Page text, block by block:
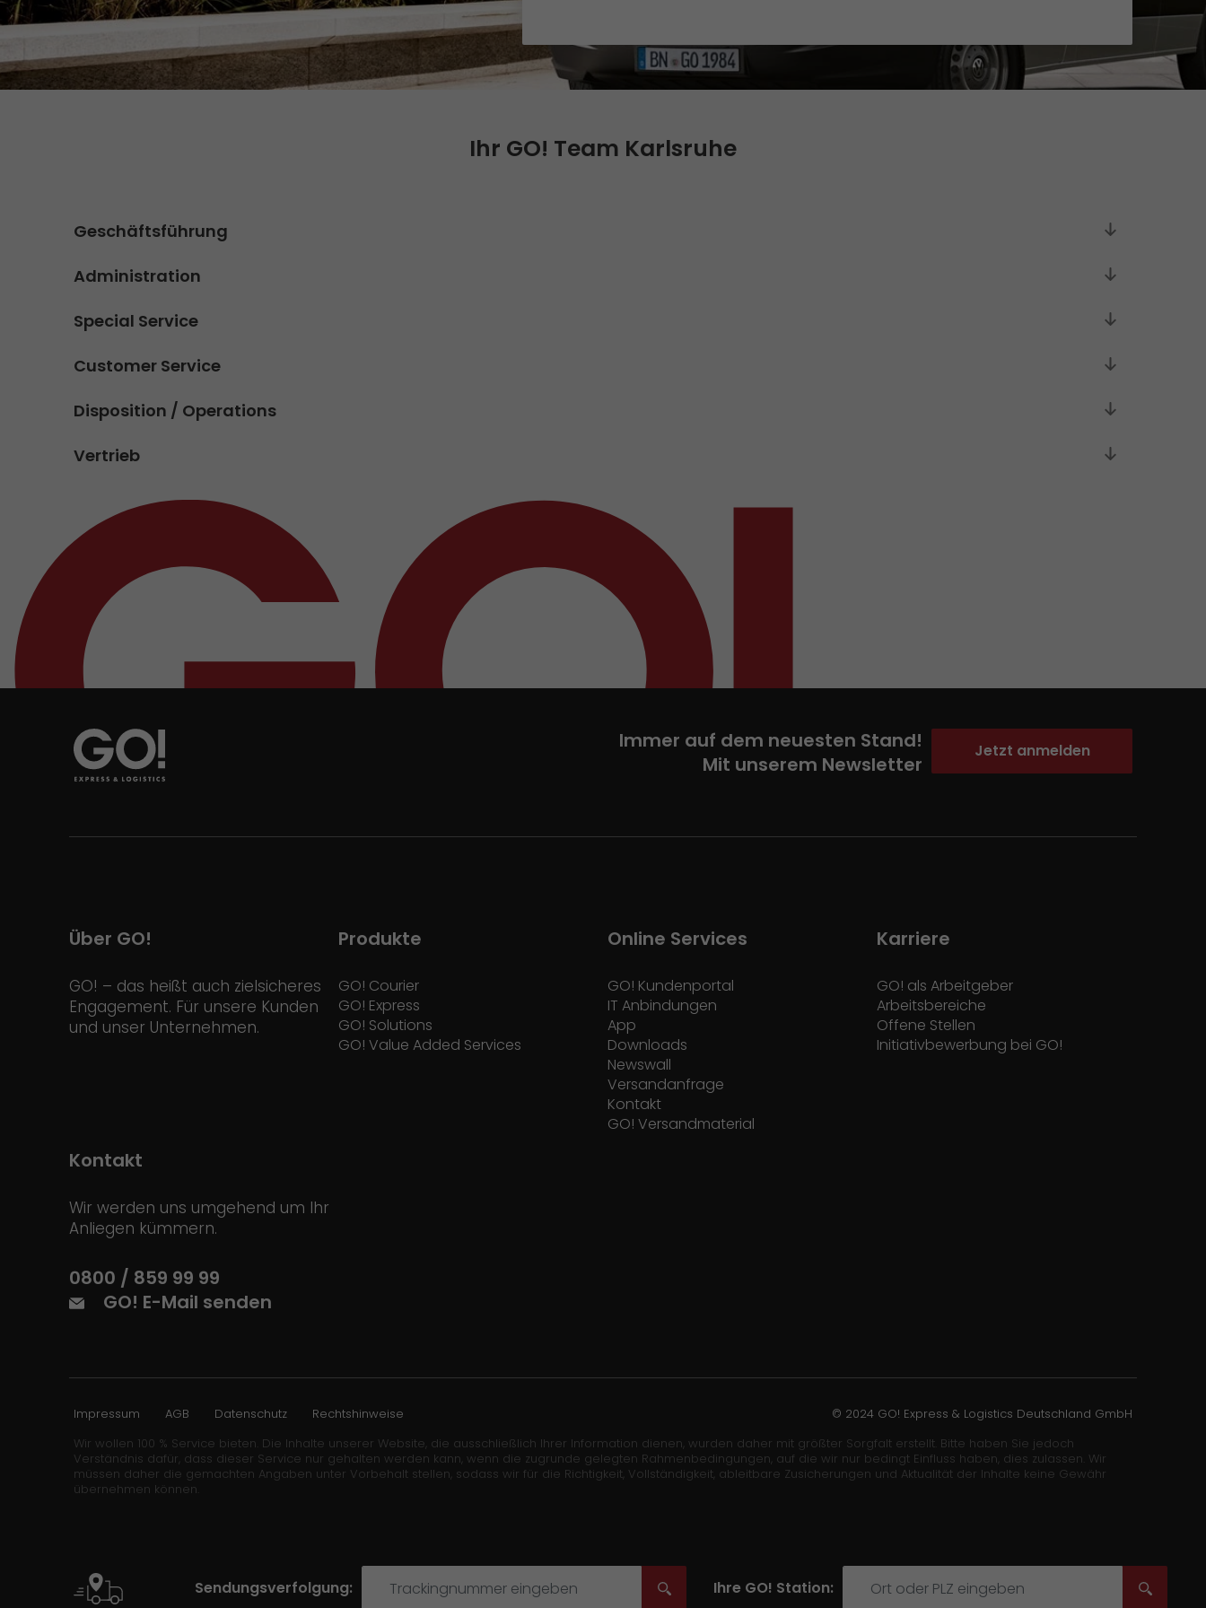
Wir rocken Ihre Logistik
Tiroler Currywurst in
Deutschlands EM-Stadien: GO!
liefert sie den VIPs
Versandanfrage
Kontakt
GO! Versandmaterial
Qualität
Zertifizierungen
Initiativbewerbung als Sortierkraft
Ihr GO! Team Karlsruhe
Geschäftsführung
Administration
Special Service
Customer Service
Disposition / Operations
Vertrieb
Sendungsverfolgung: Ihre GO! Station:
Immer auf dem neuesten Stand!
Mit unserem Newsletter
Jetzt anmelden
Über GO!
GO! – das heißt auch zielsicheres
Engagement. Für unsere Kunden
und unser Unternehmen.
Produkte
GO! Courier
GO! Express
GO! Solutions
GO! Value Added Services
Online Services
GO! Kundenportal
IT Anbindungen
App
Downloads
Newswall
Versandanfrage
Kontakt
GO! Versandmaterial
Karriere
GO! als Arbeitgeber
Arbeitsbereiche
Offene Stellen
Initiativbewerbung bei GO!
Kontakt
Wir werden uns umgehend um Ihr
Anliegen kümmern.
0800 / 859 99 99
GO! E-Mail senden
Impressum AGB Datenschutz
Rechtshinweise
Wir wollen 100 % Service bieten. Die Inhalte unserer Website, die ausschließlich Ihrer Information dienen, wurden daher mit größter Sorgfalt erstellt. Bitte haben Sie jedoch
Verständnis dafür, dass dieser Service nur gehalten werden kann, wenn die zugrunde gelegten Rahmenbedingungen, auf die wir nur bedingt Einfluss haben, dies zulassen. Wir
müssen daher die gemachten Angaben unter Vorbehalt stellen, sodass wir für die Richtigkeit, Vollständigkeit, ableitbare Zusicherungen und Aktualität der Inhalte keine Gewähr
übernehmen können.
© 2024 GO! Express & Logistics Deutschland GmbH